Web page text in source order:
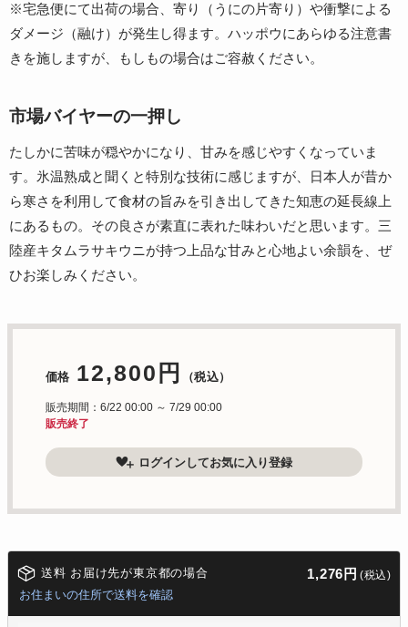
※宅急便にて出荷の場合、寄り（うにの片寄り）や衝撃による
ダメージ（融け）が発生し得ます。ハッポウにあらゆる注意書
きを施しますが、もしもの場合はご容赦ください。
市場バイヤーの一押し
たしかに苦味が穏やかになり、甘みを感じやすくなっていま
す。氷温熟成と聞くと特別な技術に感じますが、日本人が昔か
ら寒さを利用して食材の旨みを引き出してきた知恵の延長線上
にあるもの。その良さが素直に表れた味わいだと思います。三
陸産キタムラサキウニが持つ上品な甘みと心地よい余韻を、ぜ
ひお楽しみください。
価格 12,800円 （税込）
販売期間：6/22 00:00 ～ 7/29 00:00
販売終了
ログインしてお気に入り登録
送料 お届け先が東京都の場合 1,276円 (税込)
お住まいの住所で送料を確認